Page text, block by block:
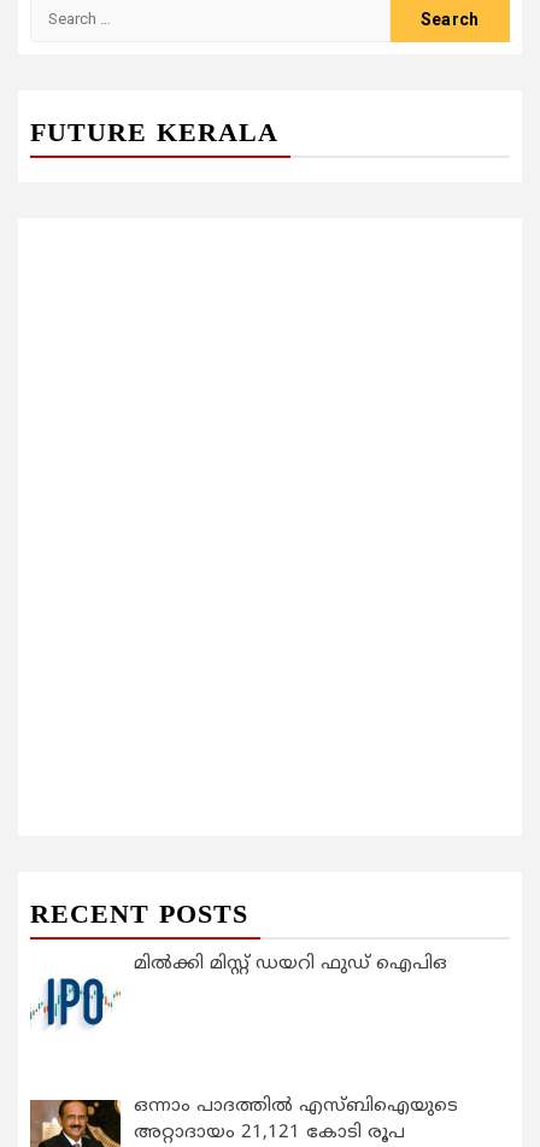
Search
FUTURE KERALA
RECENT POSTS
മിൽക്കി മിസ്റ്റ് ഡയറി ഫുഡ് ഐപിഒ
ഒന്നാം പാദത്തിൽ എസ്ബിഐയുടെ
അറ്റാദായം 21,121 കോടി രൂപ